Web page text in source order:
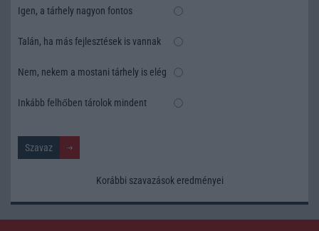
Igen, a tárhely nagyon fontos
Talán, ha más fejlesztések is vannak
Nem, nekem a mostani tárhely is elég
Inkább felhőben tárolok mindent
Korábbi szavazások eredményei